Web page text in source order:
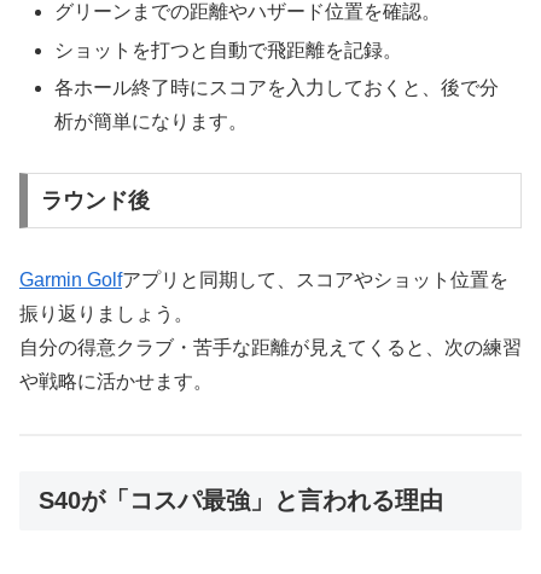
グリーンまでの距離やハザード位置を確認。
ショットを打つと自動で飛距離を記録。
各ホール終了時にスコアを入力しておくと、後で分
析が簡単になります。
ラウンド後
Garmin Golfアプリと同期して、スコアやショット位置を
振り返りましょう。
自分の得意クラブ・苦手な距離が見えてくると、次の練習
や戦略に活かせます。
S40が「コスパ最強」と言われる理由